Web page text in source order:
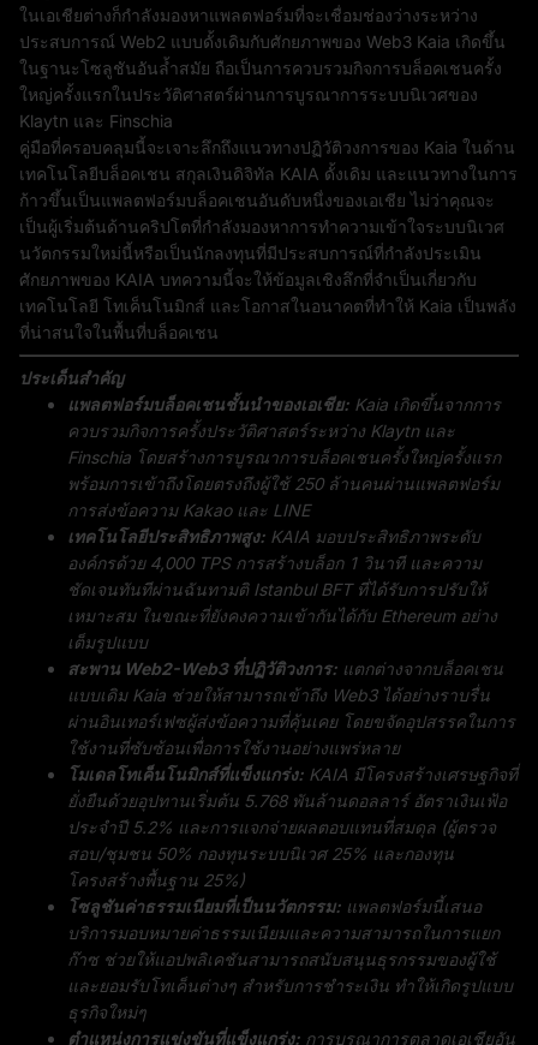
ในเอเชียต่างก็กำลังมองหาแพลตฟอร์มที่จะเชื่อมช่องว่างระหว่าง
ประสบการณ์ Web2 แบบดั้งเดิมกับศักยภาพของ Web3 Kaia เกิดขึ้น
ในฐานะโซลูชันอันล้ำสมัย ถือเป็นการควบรวมกิจการบล็อคเชนครั้ง
ใหญ่ครั้งแรกในประวัติศาสตร์ผ่านการบูรณาการระบบนิเวศของ
Klaytn และ Finschia
คู่มือที่ครอบคลุมนี้จะเจาะลึกถึงแนวทางปฏิวัติวงการของ Kaia ในด้าน
เทคโนโลยีบล็อคเชน สกุลเงินดิจิทัล KAIA ดั้งเดิม และแนวทางในการ
ก้าวขึ้นเป็นแพลตฟอร์มบล็อคเชนอันดับหนึ่งของเอเชีย ไม่ว่าคุณจะ
เป็นผู้เริ่มต้นด้านคริปโตที่กำลังมองหาการทำความเข้าใจระบบนิเวศ
นวัตกรรมใหม่นี้หรือเป็นนักลงทุนที่มีประสบการณ์ที่กำลังประเมิน
ศักยภาพของ KAIA บทความนี้จะให้ข้อมูลเชิงลึกที่จำเป็นเกี่ยวกับ
เทคโนโลยี โทเค็นโนมิกส์ และโอกาสในอนาคตที่ทำให้ Kaia เป็นพลัง
ที่น่าสนใจในพื้นที่บล็อคเชน
ประเด็นสำคัญ
แพลตฟอร์มบล็อคเชนชั้นนำของเอเชีย: Kaia เกิดขึ้นจากการ
ควบรวมกิจการครั้งประวัติศาสตร์ระหว่าง Klaytn และ
Finschia โดยสร้างการบูรณาการบล็อคเชนครั้งใหญ่ครั้งแรก
พร้อมการเข้าถึงโดยตรงถึงผู้ใช้ 250 ล้านคนผ่านแพลตฟอร์ม
การส่งข้อความ Kakao และ LINE
เทคโนโลยีประสิทธิภาพสูง: KAIA มอบประสิทธิภาพระดับ
องค์กรด้วย 4,000 TPS การสร้างบล็อก 1 วินาที และความ
ชัดเจนทันทีผ่านฉันทามติ Istanbul BFT ที่ได้รับการปรับให้
เหมาะสม ในขณะที่ยังคงความเข้ากันได้กับ Ethereum อย่าง
เต็มรูปแบบ
สะพาน Web2-Web3 ที่ปฏิวัติวงการ: แตกต่างจากบล็อคเชน
แบบเดิม Kaia ช่วยให้สามารถเข้าถึง Web3 ได้อย่างราบรื่น
ผ่านอินเทอร์เฟซผู้ส่งข้อความที่คุ้นเคย โดยขจัดอุปสรรคในการ
ใช้งานที่ซับซ้อนเพื่อการใช้งานอย่างแพร่หลาย
โมเดลโทเค็นโนมิกส์ที่แข็งแกร่ง: KAIA มีโครงสร้างเศรษฐกิจที่
ยั่งยืนด้วยอุปทานเริ่มต้น 5.768 พันล้านดอลลาร์ อัตราเงินเฟ้อ
ประจำปี 5.2% และการแจกจ่ายผลตอบแทนที่สมดุล (ผู้ตรวจ
สอบ/ชุมชน 50% กองทุนระบบนิเวศ 25% และกองทุน
โครงสร้างพื้นฐาน 25%)
โซลูชันค่าธรรมเนียมที่เป็นนวัตกรรม: แพลตฟอร์มนี้เสนอ
บริการมอบหมายค่าธรรมเนียมและความสามารถในการแยก
ก๊าซ ช่วยให้แอปพลิเคชันสามารถสนับสนุนธุรกรรมของผู้ใช้
และยอมรับโทเค็นต่างๆ สำหรับการชำระเงิน ทำให้เกิดรูปแบบ
ธุรกิจใหม่ๆ
ตำแหน่งการแข่งขันที่แข็งแกร่ง: การบูรณาการตลาดเอเชียอัน